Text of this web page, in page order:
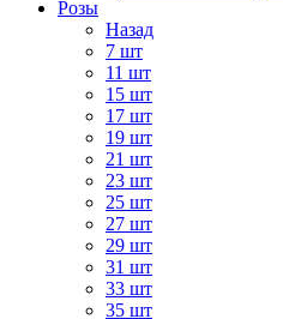
Розы
Назад
7 шт
11 шт
15 шт
17 шт
19 шт
21 шт
23 шт
25 шт
27 шт
29 шт
31 шт
33 шт
35 шт